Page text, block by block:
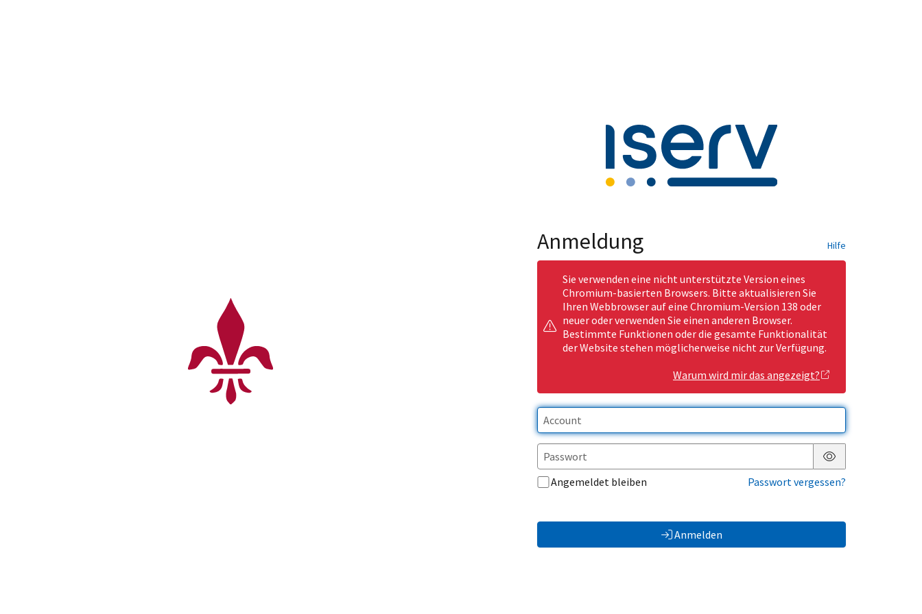
Anmeldung Hilfe
Sie verwenden eine nicht unterstützte Version eines
Chromium-basierten Browsers. Bitte aktualisieren Sie
Ihren Webbrowser auf eine Chromium-Version 138 oder
neuer oder verwenden Sie einen anderen Browser.
Bestimmte Funktionen oder die gesamte Funktionalität
der Website stehen möglicherweise nicht zur Verfügung.
Warum wird mir das angezeigt?
Passwort anzeigen
Angemeldet bleiben
Passwort vergessen?
Anmelden